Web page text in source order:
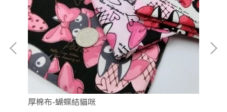
厚棉布-蝴蝶結貓咪